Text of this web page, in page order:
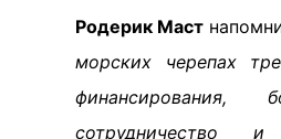
Родерик Маст
морских черепах
финансирования,
сотрудничество и